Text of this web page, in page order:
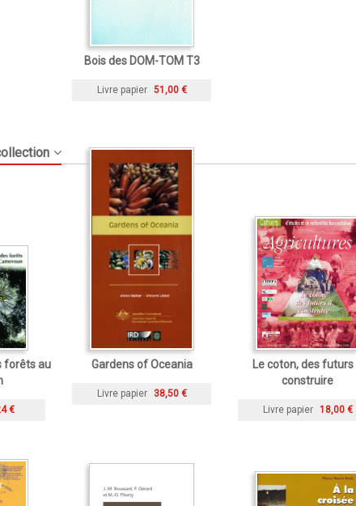
Bois des DOM-TOM T3
Livre papier 51,00 €
forêts au
€
Gardens of Oceania
Livre papier 38,50 €
Le coton, des futurs
construire
Livre papier 18,00 €